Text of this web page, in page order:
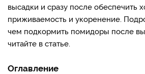
высадки и сразу после обеспечить
приживаемость и укоренение.
чем подкормить помидоры после
читайте в статье.
Оглавление